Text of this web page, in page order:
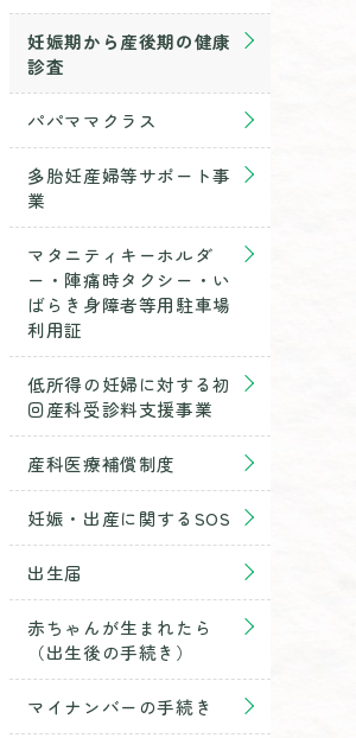
妊娠期から産後期の健康
診査
パパママクラス
多胎妊産婦等サポート事
業
マタニティキーホルダ
ー・陣痛時タクシー・い
ばらき身障者等用駐車場
利用証
低所得の妊婦に対する初
回産科受診料支援事業
産科医療補償制度
妊娠・出産に関するSOS
出生届
赤ちゃんが生まれたら
（出生後の手続き）
マイナンバーの手続き